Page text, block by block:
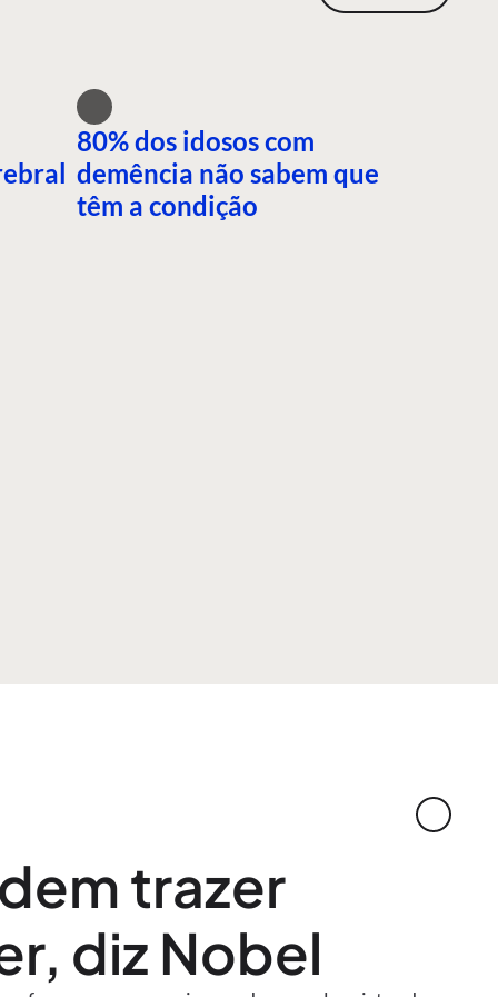
80% dos idosos com
demência não sabem que
têm a condição
trazer
diz Nobel